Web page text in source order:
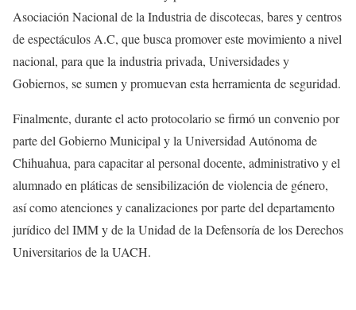
Asociación Nacional de la Industria de discotecas, bares y centros
de espectáculos A.C, que busca promover este movimiento a nivel
nacional, para que la industria privada, Universidades y
Gobiernos, se sumen y promuevan esta herramienta de seguridad.
Finalmente, durante el acto protocolario se firmó un convenio por
parte del Gobierno Municipal y la Universidad Autónoma de
Chihuahua, para capacitar al personal docente, administrativo y el
alumnado en pláticas de sensibilización de violencia de género,
así como atenciones y canalizaciones por parte del departamento
jurídico del IMM y de la Unidad de la Defensoría de los Derechos
Universitarios de la UACH.